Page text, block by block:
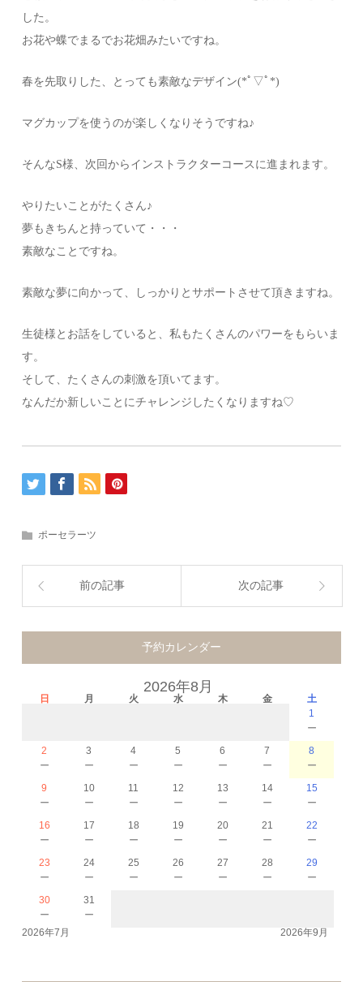
した。
お花や蝶でまるでお花畑みたいですね。
春を先取りした、とっても素敵なデザイン(*ﾟ▽ﾟ*)
マグカップを使うのが楽しくなりそうですね♪
そんなS様、次回からインストラクターコースに進まれます。
やりたいことがたくさん♪
夢もきちんと持っていて・・・
素敵なことですね。
素敵な夢に向かって、しっかりとサポートさせて頂きますね。
生徒様とお話をしていると、私もたくさんのパワーをもらいま
す。
そして、たくさんの刺激を頂いてます。
なんだか新しいことにチャレンジしたくなりますね♡
ポーセラーツ
前の記事 次の記事
予約カレンダー
2026年8月
日 月 火 水 木 金
土
1
－
2
－
3
－
4
－
5
－
6
－
7
－
8
－
9
－
10
－
11
－
12
－
13
－
14
－
15
－
16
－
17
－
18
－
19
－
20
－
21
－
22
－
23
－
24
－
25
－
26
－
27
－
28
－
29
－
30
－
31
－
2026年7月 2026年9月